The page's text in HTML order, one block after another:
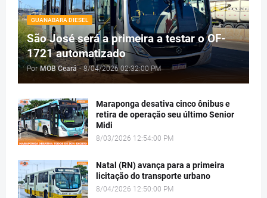
GUANABARA DIESEL
São José será a primeira a testar o OF-
1721 automatizado
Por MOB Ceará - 8/04/2026 02:32:00 PM
Maraponga desativa cinco ônibus e
retira de operação seu último Senior
Midi
8/03/2026 12:54:00 PM
Natal (RN) avança para a primeira
licitação do transporte urbano
8/04/2026 12:50:00 PM